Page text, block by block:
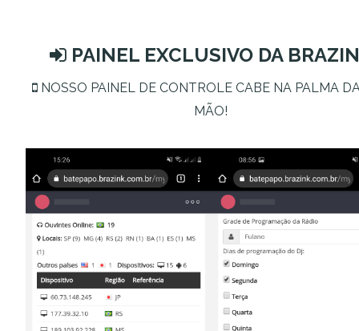
PAINEL EXCLUSIVO DA
NOSSO PAINEL DE CONTROLE CABE NA PALMA
MÃO!